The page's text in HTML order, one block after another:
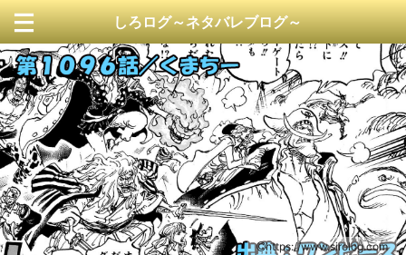
しろログ～ネタバレブログ～
https://www.sirolog.com